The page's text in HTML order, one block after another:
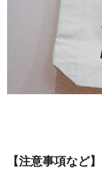
【注意事項など】